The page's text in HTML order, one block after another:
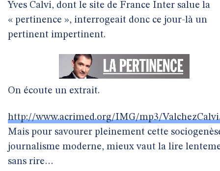
Yves Calvi, dont le site de France Inter salue la
« pertinence », interrogeait donc ce jour-là un
pertinent impertinent.
On écoute un extrait.
http://www.acrimed.org/IMG/mp3/
Mais pour savourer pleinement cette
journalisme moderne, mieux vaut la lire
sans rire…